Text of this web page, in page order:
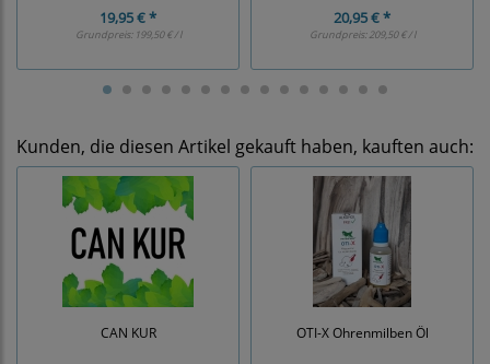
19,95 € *
Grundpreis: 199,50 € / l
20,95 € *
Grundpreis:209,50 € / l
Kunden, die diesen Artikel gekauft haben, kauften auch:
CAN KUR OTI-X Ohrenmilben Öl